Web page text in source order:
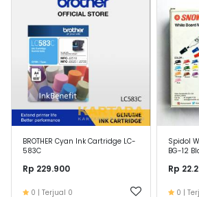
BROTHER Cyan Ink Cartridge LC-
583C
Rp 229.900
0 | Terjual 0
Spidol
BG-12
Rp
0 |